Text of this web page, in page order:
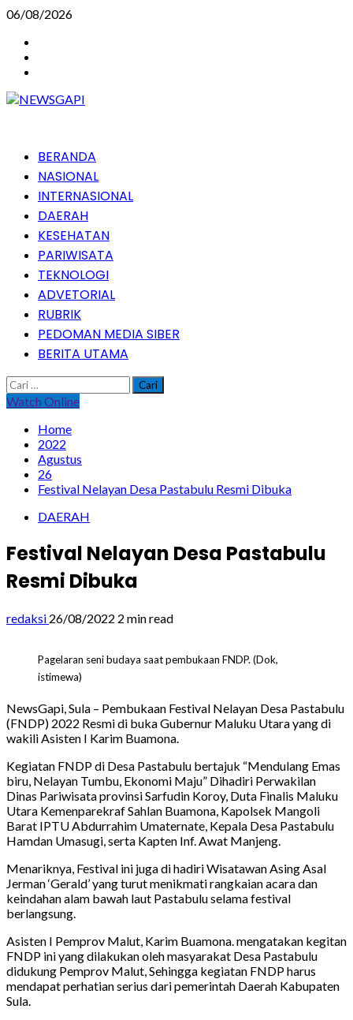
Skip
content
06/08/2026
PrimaryBERANDA
NASIONAL
INTERNASIONAL
DAERAH
KESEHATAN
PARIWISATA
TEKNOLOGI
ADVETORIAL
RUBRIK
PEDOMAN MEDIA SIBER
BERITA UTAMA
Cari
untuk:
Watch Online
Home
2022
Agustus
26
Festival Nelayan Desa Pastabulu Resmi Dibuka
DAERAH
Festival Nelayan Desa Pastabulu
Resmi Dibuka
redaksi 26/08/2022 2 min read
Pagelaran seni budaya saat pembukaan FNDP. (Dok,
istimewa)
NewsGapi, Sula – Pembukaan Festival Nelayan Desa Pastabulu
(FNDP) 2022 Resmi di buka Gubernur Maluku Utara yang di
wakili Asisten I Karim Buamona.
Kegiatan FNDP di Desa Pastabulu bertajuk “Mendulang Emas
biru, Nelayan Tumbu, Ekonomi Maju” Dihadiri Perwakilan
Dinas Pariwisata provinsi Sarfudin Koroy, Duta Finalis Maluku
Utara Kemenparekraf Sahlan Buamona, Kapolsek Mangoli
Barat IPTU Abdurrahim Umaternate, Kepala Desa Pastabulu
Hamdan Umasugi, serta Kapten Inf. Awat Manjeng.
Menariknya, Festival ini juga di hadiri Wisatawan Asing Asal
Jerman ‘Gerald’ yang turut menikmati rangkaian acara dan
keindahan alam bawah laut Pastabulu selama festival
berlangsung.
Asisten I Pemprov Malut, Karim Buamona. mengatakan kegitan
FNDP ini yang dilakukan oleh masyarakat Desa Pastabulu
didukung Pemprov Malut, Sehingga kegiatan FNDP harus
mendapat perhatian serius dari pemerintah Daerah Kabupaten
Sula.